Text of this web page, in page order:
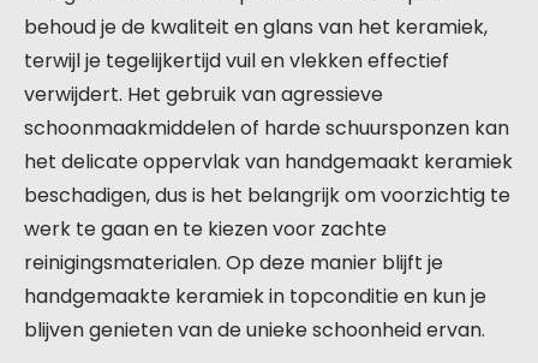
behoud je de kwaliteit en glans van het keramiek,
terwijl je tegelijkertijd vuil en vlekken effectief
verwijdert. Het gebruik van agressieve
schoonmaakmiddelen of harde schuursponzen kan
het delicate oppervlak van handgemaakt keramiek
beschadigen, dus is het belangrijk om voorzichtig te
werk te gaan en te kiezen voor zachte
reinigingsmaterialen. Op deze manier blijft je
handgemaakte keramiek in topconditie en kun je
blijven genieten van de unieke schoonheid ervan.